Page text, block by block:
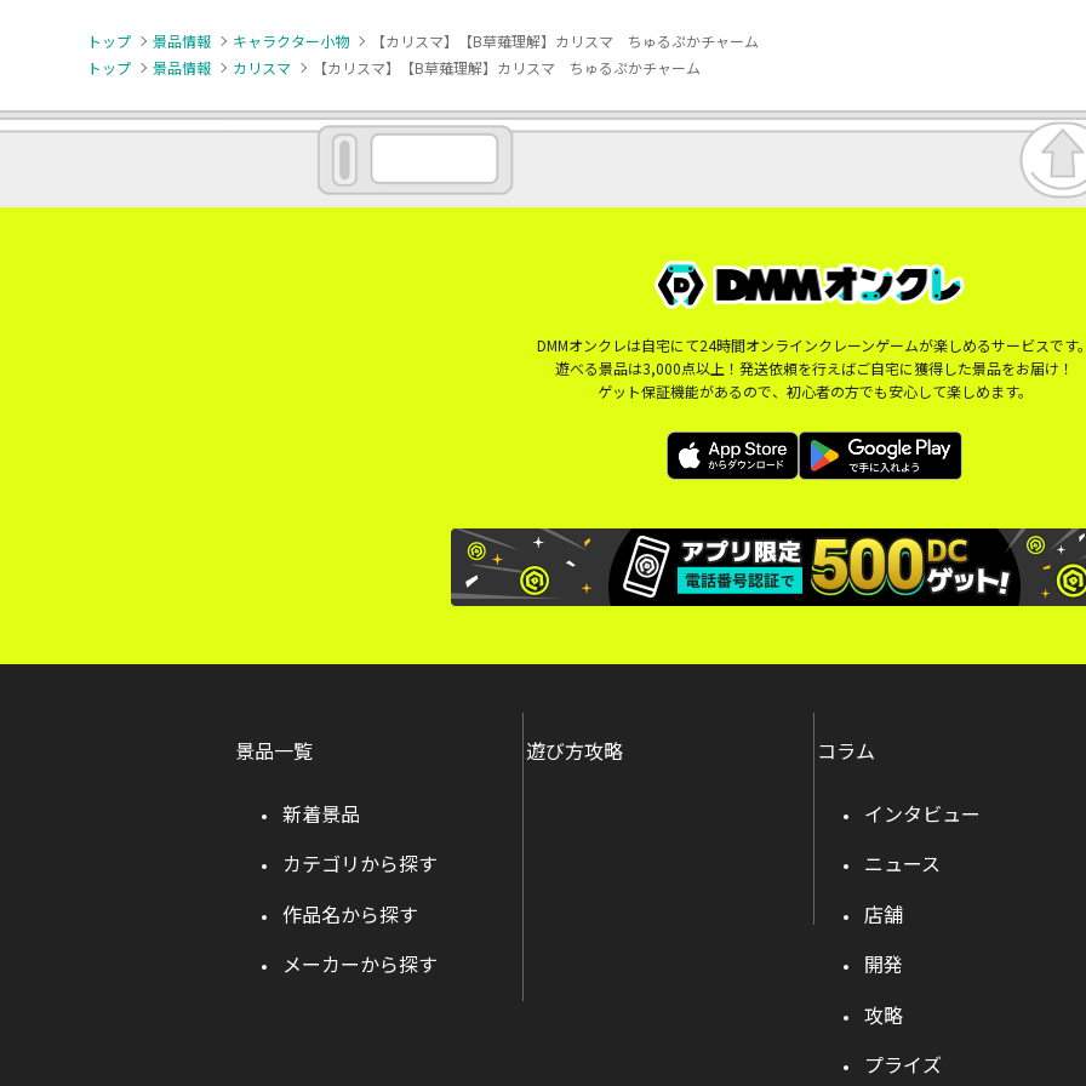
トップ 景品情報 キャラクター小物
【カリスマ】【B草薙理解】カリスマ ちゅるぷかチャーム
トップ
景品情報 カリスマ 【カリスマ】【B草薙理解】カリスマ ちゅるぷかチャーム
DMMオンクレは自宅にて24時間オンラインクレーンゲームが楽しめるサービスです
遊べる景品は3,000点以上！発送依頼を行えばご自宅に獲得した景品をお届け！
ゲット保証機能があるので、初心者の方でも安心して楽しめます。
景品一覧
新着景品
カテゴリから探す
作品名から探す
メーカーから探す
遊び方攻略 コラム
インタビュー
ニュース
店舗
開発
攻略
プライズ